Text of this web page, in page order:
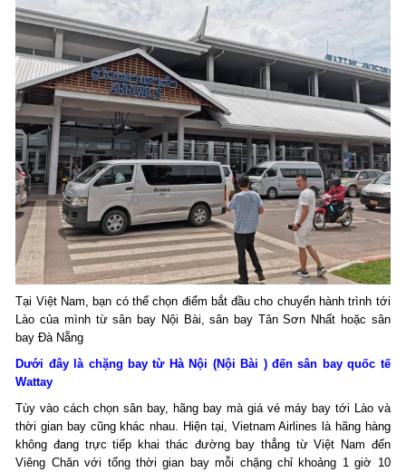
Tại Việt Nam, bạn có thể chọn điểm bắt đầu cho chuyến hành trình tới
Lào của mình từ sân bay Nội Bài, sân bay Tân Sơn Nhất hoặc sân
bay Đà Nẵng
Dưới đây là chặng bay từ Hà Nội (Nội Bài ) đến sân bay quốc tế
Wattay
Tùy vào cách chọn sân bay, hãng bay mà giá vé máy bay tới Lào và
thời gian bay cũng khác nhau. Hiện tại, Vietnam Airlines là hãng hàng
không đang trực tiếp khai thác đường bay thẳng từ Việt Nam đến
Viêng Chăn với tổng thời gian bay mỗi chặng chỉ khoảng 1 giờ 10